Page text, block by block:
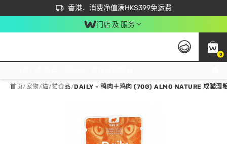
香港．消费净值满HK$399免运费
立即成为易赏钱会员尽享独家优惠
首次APP下单买满$450 输入 NEWAPP 即减$50
门店 及 服务
0
首页/ 宠物/貓/貓食品/DAILY - 鸭肉＋鸡肉 (70G) ALMO NATURE 成猫湿